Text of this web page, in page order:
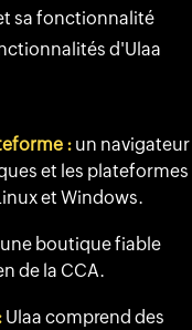
sa fonctionnalité
d'Ulaa
: un navigateur
et les plateformes
et Windows.
une boutique fiable
de la CCA.
Ulaa comprend des